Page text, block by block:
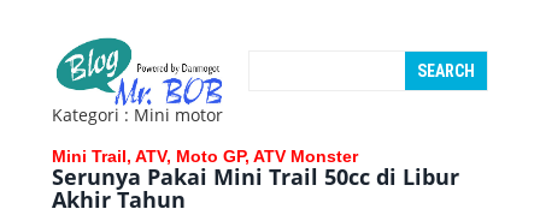
Kategori : Mini motor
Mini Trail, ATV, Moto GP, ATV Monster
Serunya Pakai Mini Trail 50cc di Libur
Akhir Tahun